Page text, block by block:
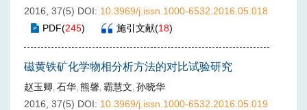
2016, 37(5) DOI: 10.3969/j.issn.1000-6532.2016.05.018
PDF(245) 施引文献(18)
磁黄铁矿化学物相分析方法的对比试验研究
赵玉卿, 石华, 熊馨, 霸慧文, 孙晓华
2016, 37(5) DOI: 10.3969/j.issn.1000-6532.2016.05.019